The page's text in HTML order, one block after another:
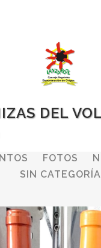
DEL
FOTOS
SIN CATEGORÍA